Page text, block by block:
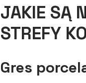
JAKIE SĄ
STREFY
Gres